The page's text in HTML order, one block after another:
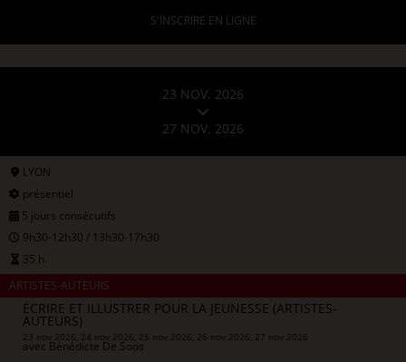
S'INSCRIRE EN LIGNE
23 NOV. 2026
27 NOV. 2026
LYON
présentiel
5 jours consécutifs
9h30-12h30 / 13h30-17h30
35 h.
ARTISTES-AUTEURS
ÉCRIRE ET ILLUSTRER POUR LA JEUNESSE (ARTISTES-
AUTEURS)
23 nov 2026, 24 nov 2026, 25 nov 2026, 26 nov 2026, 27 nov 2026
avec Bénédicte De Soos